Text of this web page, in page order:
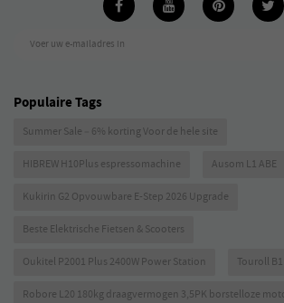
Voer uw e-mailadres in
Populaire Tags
Summer Sale – 6% korting Voor de hele site
HIBREW H10Plus espressomachine Ausom L1 ABE
Kukirin G2 Opvouwbare E-Step 2026 Upgrade
Beste Elektrische Fietsen & Scooters
Oukitel P2001 Plus 2400W Power Station Touroll
Robore L20 180kg draagvermogen 3,5PK borstelloze